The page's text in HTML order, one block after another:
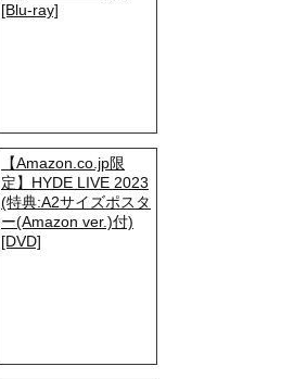
[Blu-ray]
【Amazon.co.jp限
定】HYDE LIVE 2023
(特典:A2サイズポスタ
ー(Amazon ver.)付)
[DVD]